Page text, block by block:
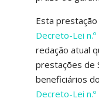
Esta
Decreto-Lei
redação atual
prestações de
beneficiários
Decreto-Lei